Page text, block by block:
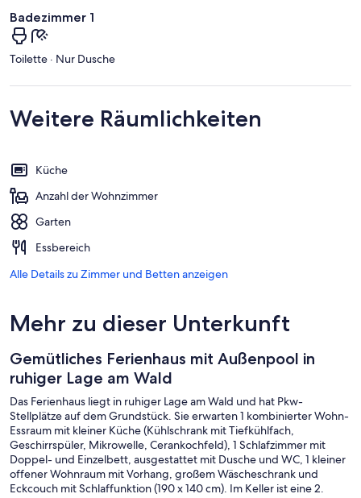
Badezimmer 1
Toilette · Nur Dusche
Weitere Räumlichkeiten
Küche
Anzahl der Wohnzimmer
Garten
Essbereich
Alle Details zu Zimmer und Betten anzeigen
Mehr zu dieser Unterkunft
Gemütliches Ferienhaus mit Außenpool in
ruhiger Lage am Wald
Das Ferienhaus liegt in ruhiger Lage am Wald und hat Pkw-
Stellplätze auf dem Grundstück. Sie erwarten 1 kombinierter Wohn-
Essraum mit kleiner Küche (Kühlschrank mit Tiefkühlfach,
Geschirrspüler, Mikrowelle, Cerankochfeld), 1 Schlafzimmer mit
Doppel- und Einzelbett, ausgestattet mit Dusche und WC, 1 kleiner
offener Wohnraum mit Vorhang, großem Wäscheschrank und
Eckcouch mit Schlaffunktion (190 x 140 cm). Im Keller ist eine 2.